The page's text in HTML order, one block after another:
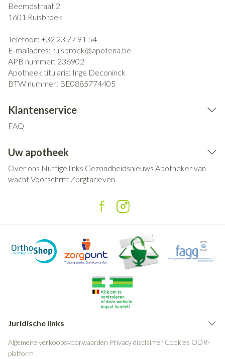
Beemdstraat 2
1601 Ruisbroek
Telefoon: +32 23 77 91 54
E-mailadres: ruisbroek@apotena.be
APB nummer: 236902
Apotheek titularis: Inge Deconinck
BTW nummer: BE0885774405
Klantenservice
FAQ
Uw apotheek
Over ons Nuttige links Gezondheidsnieuws Apotheker van
wachtVoorschrift Zorgtarieven
Juridische links
Algemene verkoopsvoorwaarden Privacy disclaimer Cookies ODR-
platform